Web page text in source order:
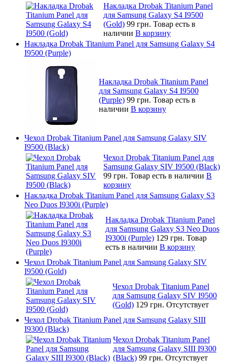
Накладка Drobak Titanium Panel
для Samsung Galaxy S4 I9500
(Gold) 99 грн. Товар есть в
наличии В корзину
Накладка Drobak Titanium Panel для Samsung Galaxy S4
I9500 (Purple)
Накладка Drobak Titanium Panel
для Samsung Galaxy S4 I9500
(Purple) 99 грн. Товар есть в
наличии В корзину
Чехол Drobak Titanium Panel для Samsung Galaxy SIV
I9500 (Black)
Чехол Drobak Titanium Panel для
Samsung Galaxy SIV I9500 (Black)
99 грн. Товар есть в наличии В
корзину
Накладка Drobak Titanium Panel для Samsung Galaxy S3
Neo Duos I9300i (Purple)
Накладка Drobak Titanium Panel
для Samsung Galaxy S3 Neo Duos
I9300i (Purple) 129 грн. Товар
есть в наличии В корзину
Чехол Drobak Titanium Panel для Samsung Galaxy SIV
I9500 (Gold)
Чехол Drobak Titanium Panel
для Samsung Galaxy SIV I9500
(Gold) 129 грн. Отсутствует
Чехол Drobak Titanium Panel для Samsung Galaxy SIII
I9300 (Black)
Чехол Drobak Titanium Panel
для Samsung Galaxy SIII I9300
(Black) 99 грн. Отсутствует